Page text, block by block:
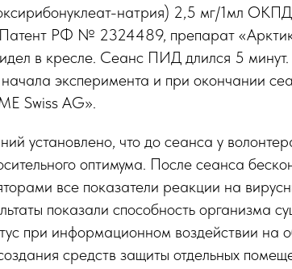
натрия) 2,5 мг/1мл
РФ № 2324489, препарат
в кресле. Сеанс ПИД длился 5
эксперимента и при окончании
Swiss AG».
установлено, что до сеанса у
оптимума. После сеанса
все показатели реакции на
показали способность организма
при информационном воздействии на
средств защиты отдельных